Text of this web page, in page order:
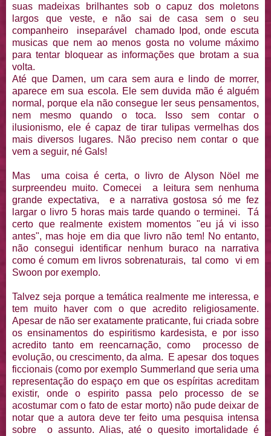
suas madeixas brilhantes sob o capuz dos moletons
largos que veste, e não sai de casa sem o seu
companheiro inseparável chamado Ipod, onde escuta
musicas que nem ao menos gosta no volume máximo
para tentar bloquear as informações que brotam a sua
volta.
Até que Damen, um cara sem aura e lindo de morrer,
aparece em sua escola. Ele sem duvida mão é alguém
normal, porque ela não consegue ler seus pensamentos,
nem mesmo quando o toca. Isso sem contar o
ilusionismo, ele é capaz de tirar tulipas vermelhas dos
mais diversos lugares. Não preciso nem contar o que
vem a seguir, né Gals!
Mas uma coisa é certa, o livro de Alyson Nöel me
surpreendeu muito. Comecei a leitura sem nenhuma
grande expectativa, e a narrativa gostosa só me fez
largar o livro 5 horas mais tarde quando o terminei. Tá
certo que realmente existem momentos "eu já vi isso
antes", mas hoje em dia que livro não tem! No entanto,
não consegui identificar nenhum buraco na narrativa
como é comum em livros sobrenaturais, tal como vi em
Swoon por exemplo.
Talvez seja porque a temática realmente me interessa, e
tem muito haver com o que acredito religiosamente.
Apesar de não ser exatamente praticante, fui criada sobre
os ensinamentos do espiritismo kardesista, e por isso
acredito tanto em reencarnação, como processo de
evolução, ou crescimento, da alma. E apesar dos toques
ficcionais (como por exemplo Summerland que seria uma
representação do espaço em que os espíritas acreditam
existir, onde o espirito passa pelo processo de se
acostumar com o fato de estar morto) não pude deixar de
notar que a autora deve ter feito uma pesquisa intensa
sobre o assunto. Alias, até o quesito imortalidade é